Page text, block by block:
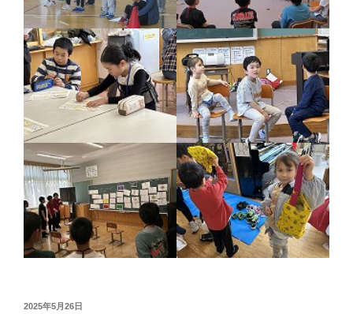
投
2025年5月26日